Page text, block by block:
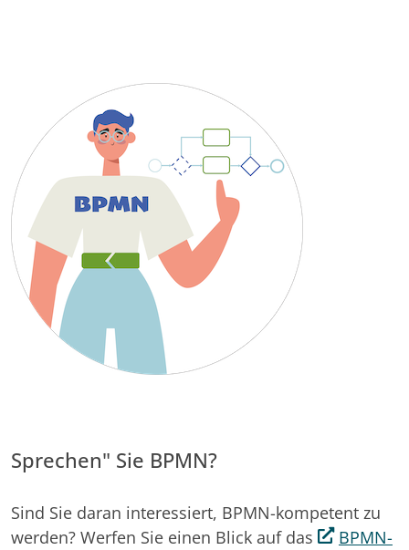
Sprechen" Sie BPMN?
Sind Sie daran interessiert, BPMN-kompetent zu
werden? Werfen Sie einen Blick auf das
BPMN-